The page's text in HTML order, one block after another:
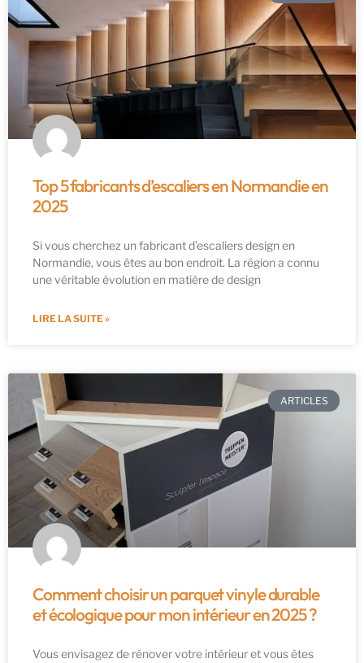
Top 5 fabricants d’escaliers en Normandie en
2025
Si vous cherchez un fabricant d’escaliers design en
Normandie, vous êtes au bon endroit. La région a connu
une véritable évolution en matière de design
LIRE LA SUITE »
ARTICLES
Comment choisir un parquet vinyle durable
et écologique pour mon intérieur en 2025 ?
Vous envisagez de rénover votre intérieur et vous êtes